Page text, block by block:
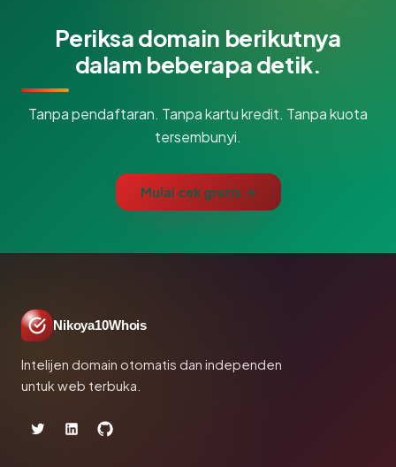
Periksa domain berikutnya
dalam beberapa detik.
Tanpa pendaftaran. Tanpa kartu kredit. Tanpa kuota
tersembunyi.
Mulai cek gratis →
Nikoya10Whois
Intelijen domain otomatis dan independen
untuk web terbuka.